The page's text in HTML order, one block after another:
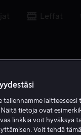
Leffat
tallennamme
tietoja ovat
linkkiä voit hyväksyä
Voit tehdä